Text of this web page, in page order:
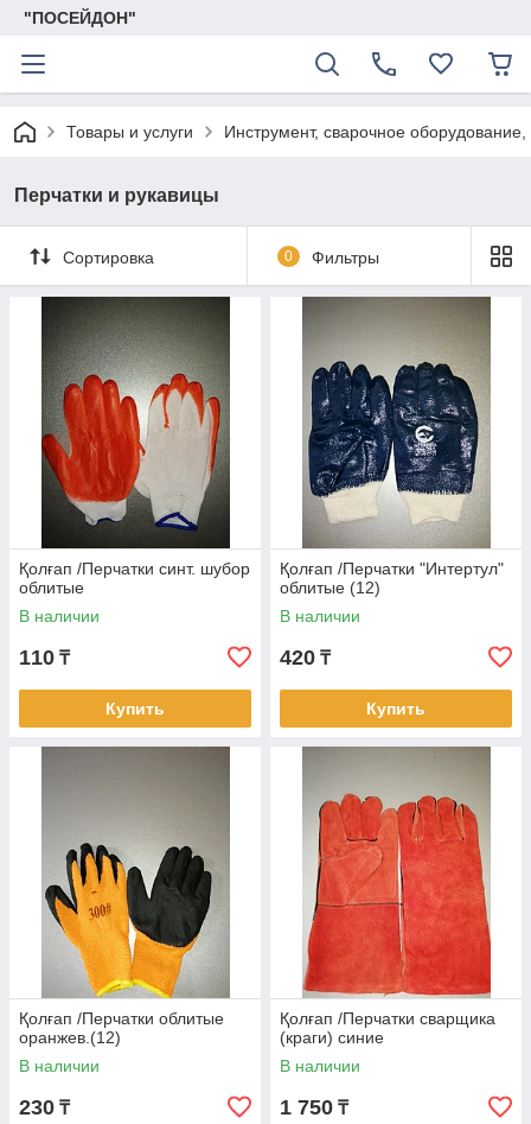
"ПОСЕЙДОН"
Товары и услуги Инструмент, сварочное
Перчатки и рукавицы
Сортировка 0 Фильтры
Қолғап /Перчатки синт. шубор
облитые
В наличии
110 ₸
Купить
Қолғап /Перчатки "Интертул"
облитые (12)
В наличии
420 ₸
Купить
Қолғап /Перчатки облитые
оранжев.(12)
В наличии
230 ₸
Қолғап /Перчатки сварщика
(краги) синие
В наличии
1 750 ₸